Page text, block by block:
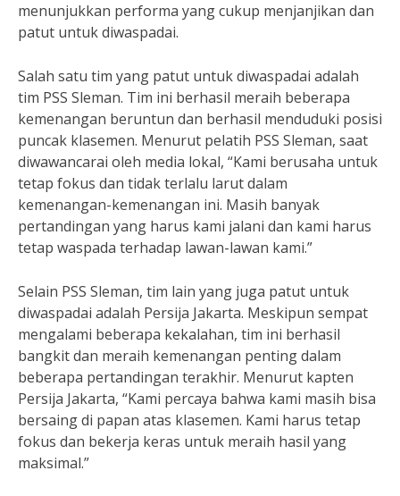
menunjukkan performa yang cukup menjanjikan dan
patut untuk diwaspadai.
Salah satu tim yang patut untuk diwaspadai adalah
tim PSS Sleman. Tim ini berhasil meraih beberapa
kemenangan beruntun dan berhasil menduduki posisi
puncak klasemen. Menurut pelatih PSS Sleman, saat
diwawancarai oleh media lokal, “Kami berusaha untuk
tetap fokus dan tidak terlalu larut dalam
kemenangan-kemenangan ini. Masih banyak
pertandingan yang harus kami jalani dan kami harus
tetap waspada terhadap lawan-lawan kami.”
Selain PSS Sleman, tim lain yang juga patut untuk
diwaspadai adalah Persija Jakarta. Meskipun sempat
mengalami beberapa kekalahan, tim ini berhasil
bangkit dan meraih kemenangan penting dalam
beberapa pertandingan terakhir. Menurut kapten
Persija Jakarta, “Kami percaya bahwa kami masih bisa
bersaing di papan atas klasemen. Kami harus tetap
fokus dan bekerja keras untuk meraih hasil yang
maksimal.”